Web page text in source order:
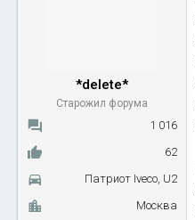
*delete*
Старожил форума
1 016
62
Патриот Iveco, U2
Москва